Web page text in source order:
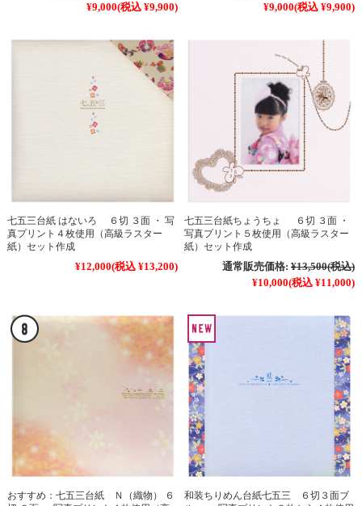
¥9,000(税込 ¥9,900)
¥9,000(税込 ¥9,900)
七五三台紙 はないろ ６切 ３面 ・ 写
真プリント４枚使用（高級ラスター
紙）セット作成
¥12,000(税込 ¥13,200)
七五三台紙ちょうちょ ６切 ３面 ・
写真プリント５枚使用（高級ラスター
紙）セット作成
通常販売価格: ¥13,500(税込)
¥10,000(税込 ¥11,000)
おすすめ：七五三台紙 Ｎ（織物） ６
和装ちりめん台紙七五三 ６切３面ブ